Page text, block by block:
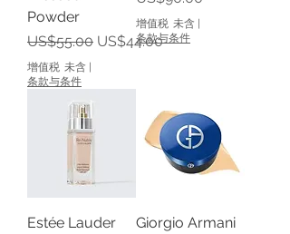
Powder
一般價格
US$55.00 促銷價格
US$44.00
增值税 未含 |
条款与条件
增值税 未含 |
条款与条件
Estée Lauder
Giorgio Armani